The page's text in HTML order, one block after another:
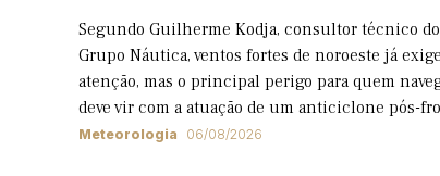
Segundo Guilherme Kodja, consultor técnico do
Grupo Náutica, ventos fortes de noroeste já
atenção, mas o principal perigo para quem
deve vir com a atuação de um anticiclone pós-
Meteorologia 06/08/2026